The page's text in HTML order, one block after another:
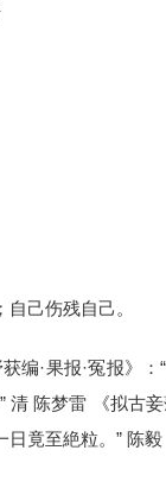
自己伤残自己。
编·果报·冤报》
清 陈梦雷 《拟古
日竟至絶粒。” 陈